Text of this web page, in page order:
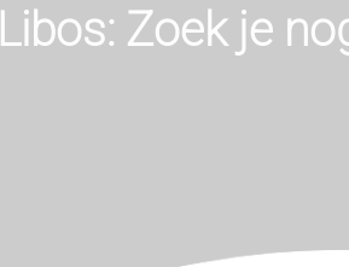
Zoek je